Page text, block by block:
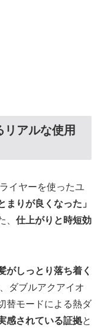
アルな使用
イヤーを使ったユ
まりが良くなった」
、 仕上がりと時短効
がしっとり落ち着く
ダブルアクアイオ
替モードによる熱ダ
感されている証拠と